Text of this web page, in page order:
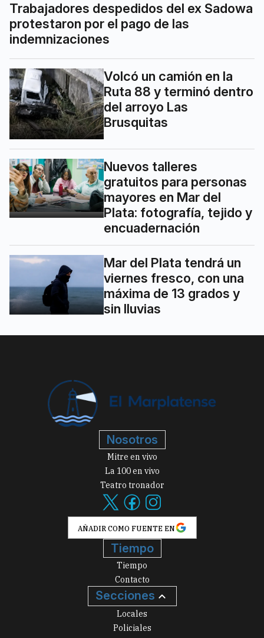
Trabajadores despedidos del ex Sadowa
protestaron por el pago de las
indemnizaciones
Volcó un camión en la
Ruta 88 y terminó dentro
del arroyo Las
Brusquitas
Nuevos talleres
gratuitos para personas
mayores en Mar del
Plata: fotografía, tejido y
encuadernación
Mar del Plata tendrá un
viernes fresco, con una
máxima de 13 grados y
sin lluvias
Nosotros
Mitre en vivo
La 100 en vivo
Teatro tronador
AÑADIR COMO FUENTE EN
Tiempo
Tiempo
Contacto
Secciones
Locales
Policiales